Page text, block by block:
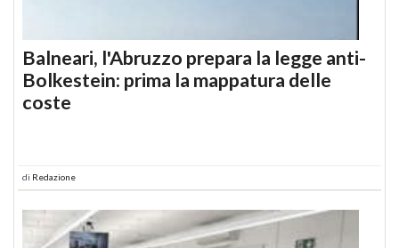
Balneari, l'Abruzzo prepara la legge anti-
Bolkestein: prima la mappatura delle
coste
di Redazione